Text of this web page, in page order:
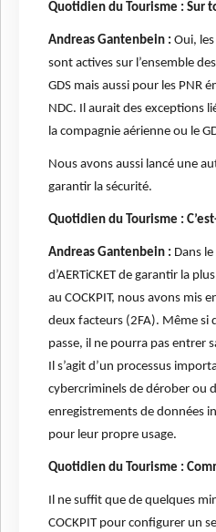
Quotidien du Tourisme : Sur
Andreas Gantenbein : Oui,
sont actives sur l’ensemble
GDS mais aussi pour les PNR
NDC. Il aurait des exceptions
la compagnie aérienne ou le
Nous avons aussi lancé une
garantir la sécurité.
Quotidien du Tourisme :
Andreas Gantenbein : Dans
d’AERTiCKET de garantir la
au COCKPIT, nous avons mis
deux facteurs (2FA). Même si
passe, il ne pourra pas entrer
Il s’agit d’un processus
cybercriminels de dérober ou
enregistrements de données
pour leur propre usage.
Quotidien du Tourisme :
Il ne suffit que de quelques
COCKPIT pour configurer un